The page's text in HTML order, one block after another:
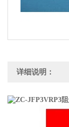
详细说明：